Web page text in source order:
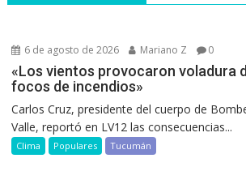
6 de agosto de 2026 Mariano Z 0
«Los vientos provocaron voladura
focos de incendios»
Carlos Cruz, presidente del cuerpo de
Valle, reportó en LV12 las consecuencias...
Clima Populares Tucumán